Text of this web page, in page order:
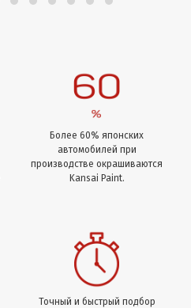
Более 60% японских
автомобилей при
производстве окрашиваются
Kansai Paint.
Точный и быстрый подбор